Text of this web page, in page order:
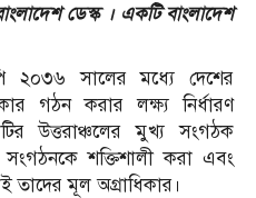
ডেস্ক । একটি বাংলাদেশ
২০৩৬ সালের মধ্যে দেশের
গঠন করার লক্ষ্য নির্ধারণ
উত্তরাঞ্চলের মুখ্য সংগঠক
শক্তিশালী করা এবং
তাদের মূল অগ্রাধিকার।